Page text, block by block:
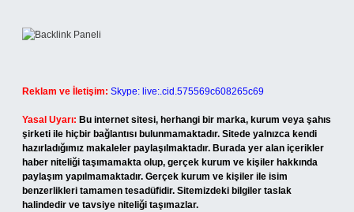
Reklam ve İletişim: Skype: live:.cid.575569c608265c69
Yasal Uyarı: Bu internet sitesi, herhangi bir marka, kurum veya şahıs
şirketi ile hiçbir bağlantısı bulunmamaktadır. Sitede yalnızca kendi
hazırladığımız makaleler paylaşılmaktadır. Burada yer alan içerikler
haber niteliği taşımamakta olup, gerçek kurum ve kişiler hakkında
paylaşım yapılmamaktadır. Gerçek kurum ve kişiler ile isim
benzerlikleri tamamen tesadüfidir. Sitemizdeki bilgiler taslak
halindedir ve tavsiye niteliği taşımazlar.